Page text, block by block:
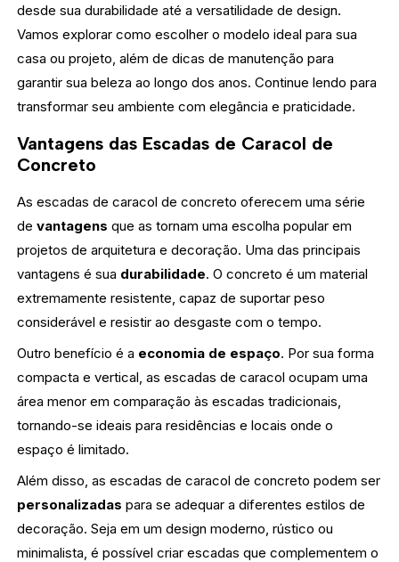
desde sua durabilidade até a versatilidade de design.
Vamos explorar como escolher o modelo ideal para sua
casa ou projeto, além de dicas de manutenção para
garantir sua beleza ao longo dos anos. Continue lendo para
transformar seu ambiente com elegância e praticidade.
Vantagens das Escadas de Caracol de
Concreto
As escadas de caracol de concreto oferecem uma série
devantagens que as tornam uma escolha popular em
projetos de arquitetura e decoração. Uma das principais
vantagens é sua durabilidade. O concreto é um material
extremamente resistente, capaz de suportar peso
considerável e resistir ao desgaste com o tempo.
Outro benefício é a economia de espaço. Por sua forma
compacta e vertical, as escadas de caracol ocupam uma
área menor em comparação às escadas tradicionais,
tornando-se ideais para residências e locais onde o
espaço é limitado.
Além disso, as escadas de caracol de concreto podem ser
personalizadas para se adequar a diferentes estilos de
decoração. Seja em um design moderno, rústico ou
minimalista, é possível criar escadas que complementem o